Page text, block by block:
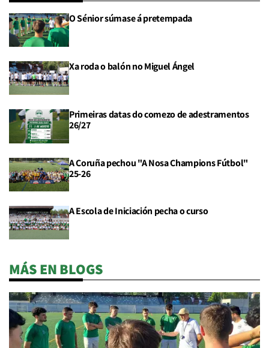
O Sénior súmase á pretempada
Xa roda o balón no Miguel Ángel
Primeiras datas do comezo de adestramentos
26/27
A Coruña pechou "A Nosa Champions Fútbol"
25-26
A Escola de Iniciación pecha o curso
MÁS EN BLOGS